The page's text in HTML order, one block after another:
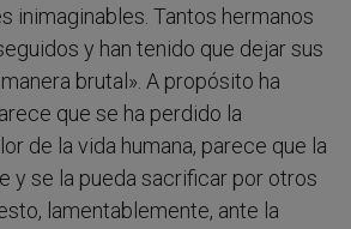
inimaginables. Tantos hermanos
y han tenido que dejar sus
brutal». A propósito ha
que se ha perdido la
de la vida humana, parece que la
y se la pueda sacrificar por otros
lamentablemente, ante la